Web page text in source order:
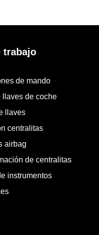
trabajo
de mando
llaves de coche
llaves
centralitas
airbag
de centralitas
instrumentos